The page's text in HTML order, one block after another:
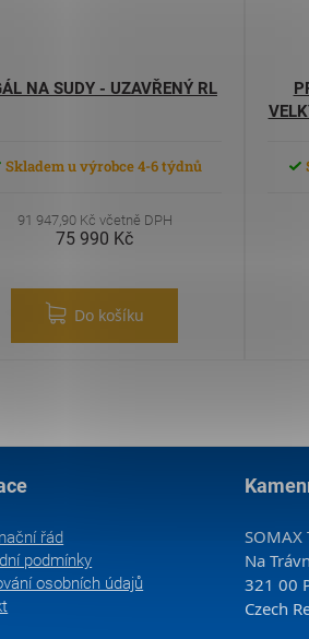
NA SUDY - UZAVŘENÝ RL
Skladem u výrobce 4-6 týdnů
91 947,90 Kč včetně DPH
75 990 Kč
Do košíku
řád
podmínky
osobních údajů
SOMAX
Na
321 00
Czech